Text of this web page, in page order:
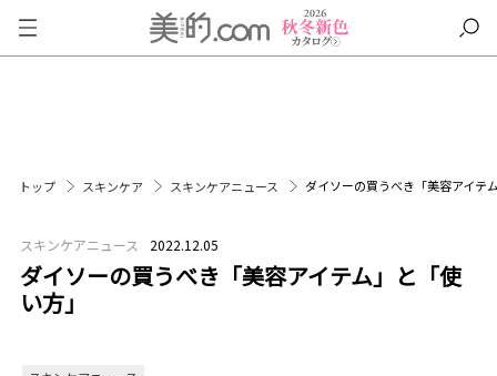
トップ スキンケア スキンケアニュース ダイソーの買うべき「美容アイテ
スキンケアニュース 2022.12.05
ダイソーの買うべき「美容アイテム」と「使
い方」